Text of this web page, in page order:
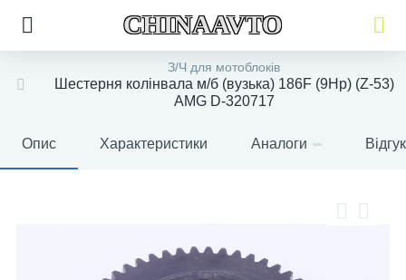
CHINAAVTO
З/Ч для мотоблоків
Шестерня колінвала м/б (вузька) 186F (9Hp) (Z-53)
AMG D-320717
Опис Характеристики Аналоги